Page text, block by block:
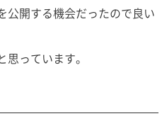
公開する機会だったので良い
と思っています。